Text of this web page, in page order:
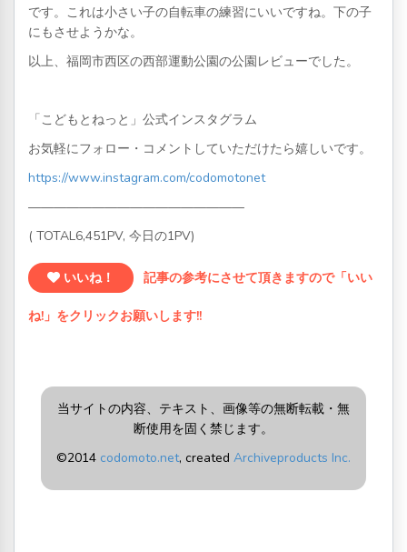
です。これは小さい子の自転車の練習にいいですね。下の子
にもさせようかな。
以上、福岡市西区の西部運動公園の公園レビューでした。
「こどもとねっと」公式インスタグラム
お気軽にフォロー・コメントしていただけたら嬉しいです。
https://www.instagram.com/codomotonet
—————————————————
( TOTAL6,451PV, 今日の1PV)
いいね！ 記事の参考にさせて頂きますので「いい
ね!」をクリックお願いします!!
当サイトの内容、テキスト、画像等の無断転載・無
断使用を固く禁じます。
©2014 codomoto.net, created Archiveproducts Inc.